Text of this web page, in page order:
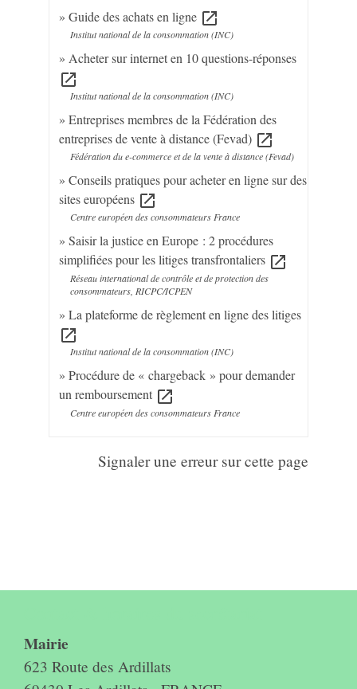
Guide des achats en ligne open_in_new
Institut national de la consommation (INC)
Acheter sur internet en 10 questions-réponses
open_in_new
Institut national de la consommation (INC)
Entreprises membres de la Fédération des
entreprises de vente à distance (Fevad) open_in_new
Fédération du e-commerce et de la vente à distance (Fevad)
Conseils pratiques pour acheter en ligne sur des
sites européens open_in_new
Centre européen des consommateurs France
Saisir la justice en Europe : 2 procédures
simplifiées pour les litiges transfrontaliers open_in_new
Réseau international de contrôle et de protection des
consommateurs, RICPC/ICPEN
La plateforme de règlement en ligne des litiges
open_in_new
Institut national de la consommation (INC)
Procédure de « chargeback » pour demander
un remboursement open_in_new
Centre européen des consommateurs France
Signaler une erreur sur cette page
Mairie
623 Route des Ardillats